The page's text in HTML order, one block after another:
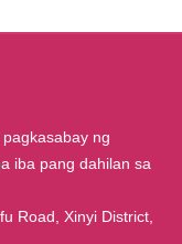
ng
iba pang dahilan sa
Road, Xinyi District,